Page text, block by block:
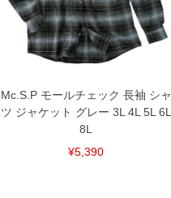
Mc.S.P モールチェック 長袖 シャ
ツ ジャケット グレー 3L 4L 5L 6L
8L
¥5,390